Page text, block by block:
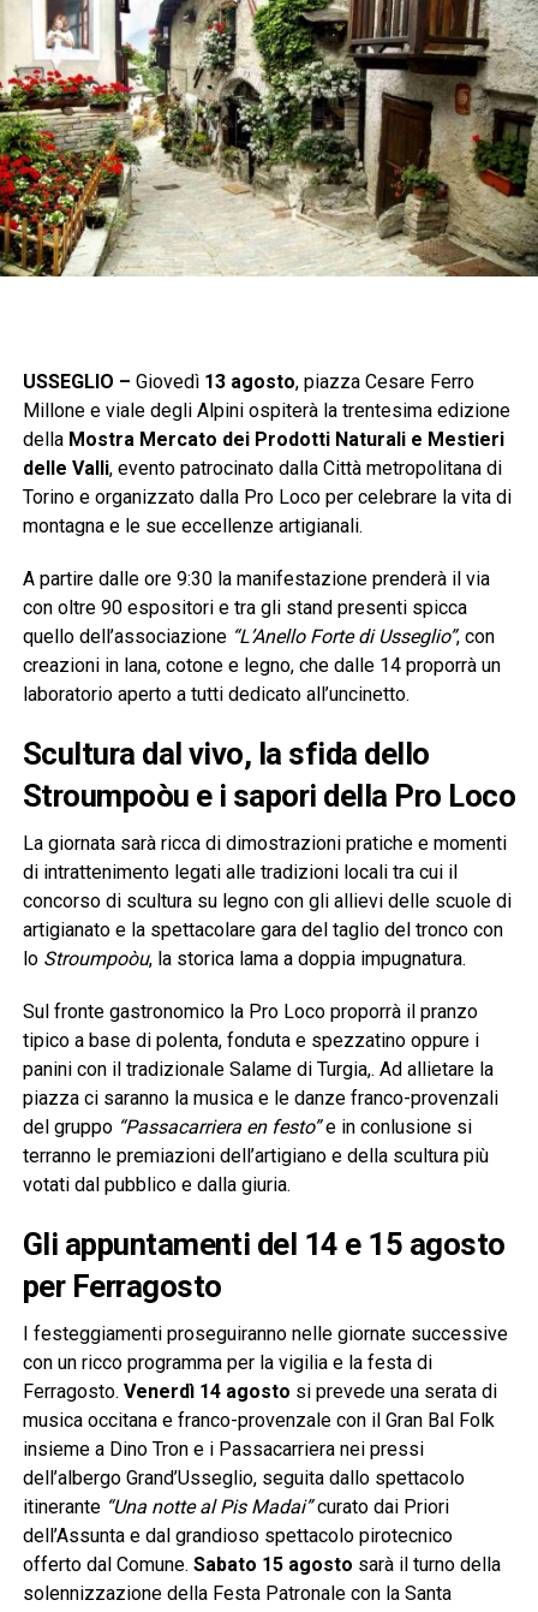
USSEGLIO – Giovedì 13 agosto, piazza Cesare Ferro
Millone e viale degli Alpini ospiterà la trentesima edizione
della Mostra Mercato dei Prodotti Naturali e Mestieri
delle Valli, evento patrocinato dalla Città metropolitana di
Torino e organizzato dalla Pro Loco per celebrare la vita di
montagna e le sue eccellenze artigianali.
A partire dalle ore 9:30 la manifestazione prenderà il via
con oltre 90 espositori e tra gli stand presenti spicca
quello dell’associazione “L’Anello Forte di Usseglio”, con
creazioni in lana, cotone e legno, che dalle 14 proporrà un
laboratorio aperto a tutti dedicato all’uncinetto.
Scultura dal vivo, la sfida dello
Stroumpoòu e i sapori della Pro Loco
La giornata sarà ricca di dimostrazioni pratiche e momenti
di intrattenimento legati alle tradizioni locali tra cui il
concorso di scultura su legno con gli allievi delle scuole di
artigianato e la spettacolare gara del taglio del tronco con
lo Stroumpoòu, la storica lama a doppia impugnatura.
Sul fronte gastronomico la Pro Loco proporrà il pranzo
tipico a base di polenta, fonduta e spezzatino oppure i
panini con il tradizionale Salame di Turgia,. Ad allietare la
piazza ci saranno la musica e le danze franco-provenzali
del gruppo “Passacarriera en festo”e in conlusione si
terranno le premiazioni dell’artigiano e della scultura più
votati dal pubblico e dalla giuria.
Gli appuntamenti del 14 e 15 agosto
per Ferragosto
I festeggiamenti proseguiranno nelle giornate successive
con un ricco programma per la vigilia e la festa di
Ferragosto. Venerdì 14 agosto si prevede una serata di
musica occitana e franco-provenzale con il Gran Bal Folk
insieme a Dino Tron e i Passacarriera nei pressi
dell’albergo Grand’Usseglio, seguita dallo spettacolo
itinerante “Una notte al Pis Madai”curato dai Priori
dell’Assunta e dal grandioso spettacolo pirotecnico
offerto dal Comune. Sabato 15 agosto sarà il turno della
solennizzazione della Festa Patronale con la Santa